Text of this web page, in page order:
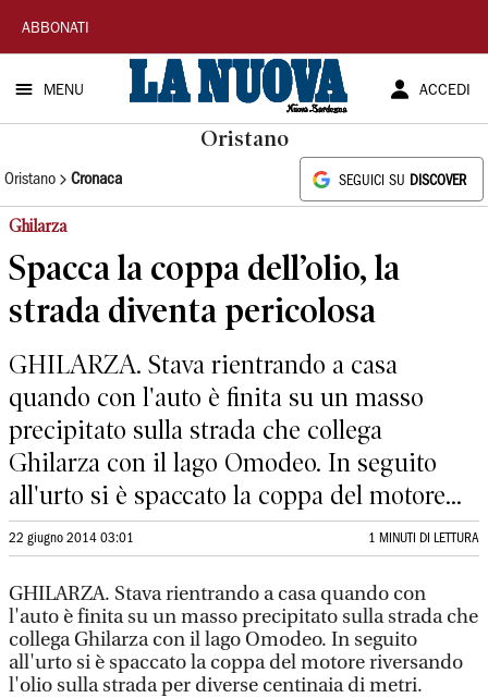
La
Nuova
Sardegna
ABBONATI
MENU ACCEDI
Oristano
Oristano Cronaca SEGUICI SU DISCOVER
Ghilarza
Spacca la coppa dell’olio, la
strada diventa pericolosa
GHILARZA. Stava rientrando a casa
quando con l'auto è finita su un masso
precipitato sulla strada che collega
Ghilarza con il lago Omodeo. In seguito
all'urto si è spaccato la coppa del motore...
22 giugno 2014 03:01 1 MINUTI DI LETTURA
GHILARZA. Stava rientrando a casa quando con
l'auto è finita su un masso precipitato sulla strada che
collega Ghilarza con il lago Omodeo. In seguito
all'urto si è spaccato la coppa del motore riversando
l'olio sulla strada per diverse centinaia di metri.